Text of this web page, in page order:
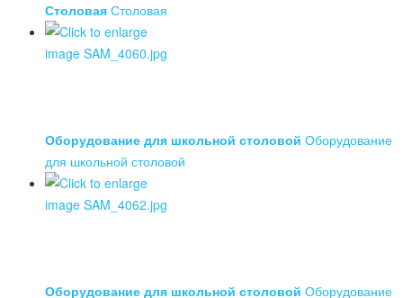
Столовая Столовая
Оборудование для школьной столовой Оборудование
для школьной столовой
Оборудование для школьной столовой Оборудование